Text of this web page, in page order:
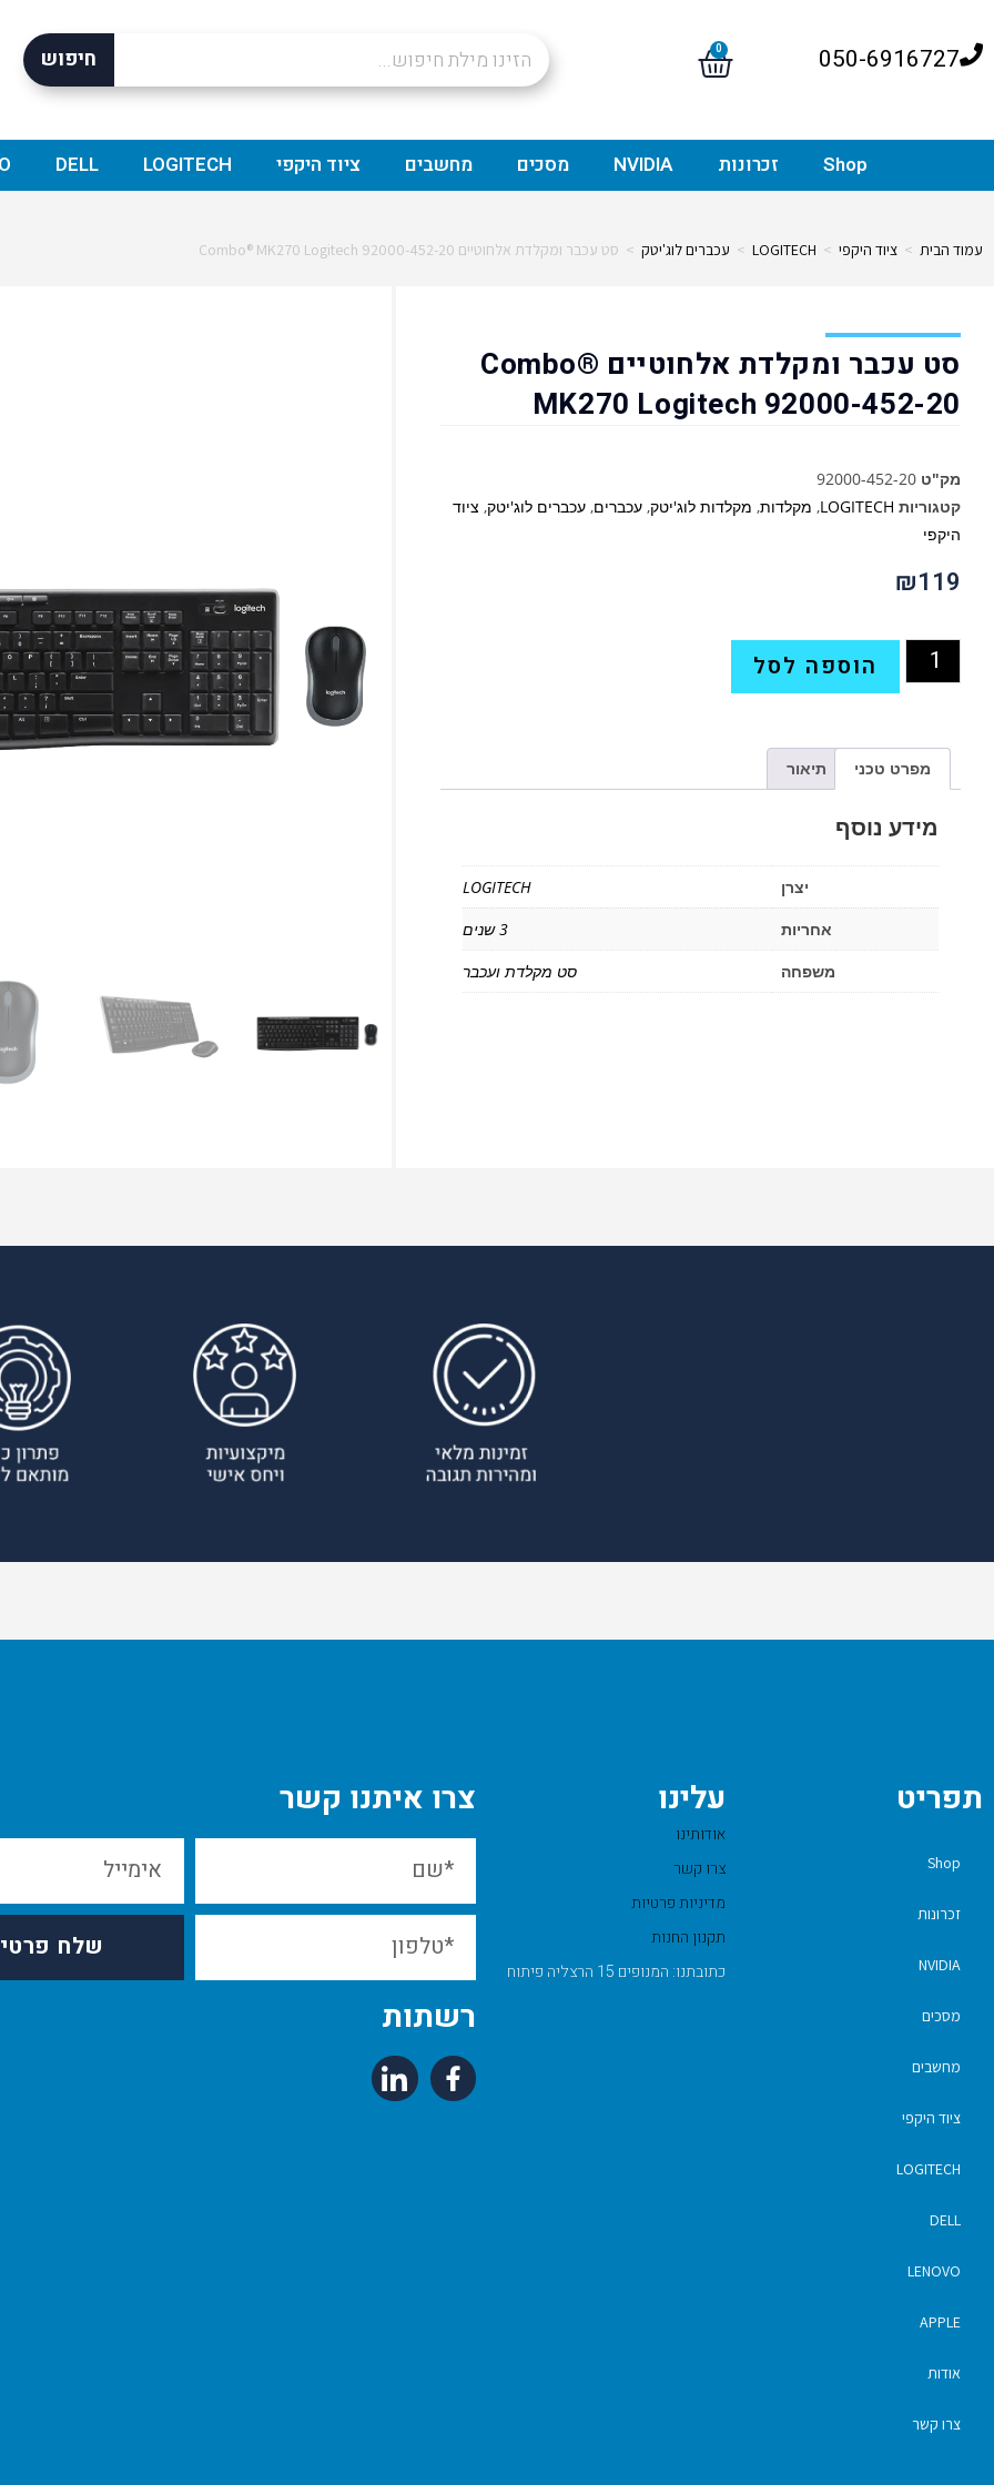
050-6916727
0 חיפוש
Shop זכרונות NVIDIA מסכים מחשבים ציוד היקפי LOGITECH
DELL
עמוד הבית > ציוד היקפי >
LOGITECH
> עכברים לוג'יטק > סט עכבר ומקלדת אלחוטיים Combo® MK270 Logitech 92000-452-20
סט עכבר ומקלדת אלחוטיים Combo®
MK270 Logitech 92000-452-20
מק"ט 92000-452-20
קטגוריות LOGITECH
, מקלדות, מקלדות לוג'יטק, עכברים, עכברים לוג'יטק, ציוד
היקפי
₪119
הוספה לסל
מפרט טכני תיאור
מידע נוסף
יצרן
LOGITECH
אחריות
3 שנים
משפחה
סט מקלדת ועכבר
תפריט
Shop
זכרונות
NVIDIA
מסכים
מחשבים
ציוד היקפי
LOGITECH
DELL
LENOVO
APPLE
אודות
צרו קשר
עלינו
אודותינו
צרו קשר
מדיניות פרטיות
תקנון החנות
כתובתנו: המנופים 15 הרצליה פיתוח
צרו איתנו קשר
שלח
רשתות